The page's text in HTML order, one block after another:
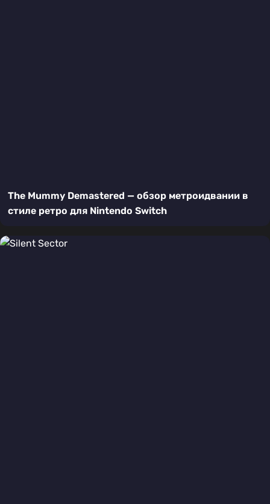
The Mummy Demastered — обзор метроидвании в
стиле ретро для Nintendo Switch